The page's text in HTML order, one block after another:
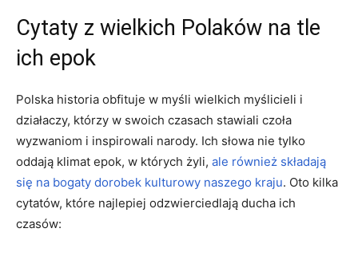
Cytaty⁤ z wielkich Polaków⁤ na tle
ich epok
Polska historia obfituje w myśli wielkich myślicieli i
działaczy, którzy w ⁣swoich czasach stawiali czoła
wyzwaniom i inspirowali narody. Ich‍ słowa nie⁣ tylko
oddają klimat epok, w których żyli,​ ale również‍ składają
się na bogaty dorobek ⁢kulturowy naszego kraju. ⁣Oto ​kilka
cytatów, które najlepiej odzwierciedlają ducha ich
czasów: